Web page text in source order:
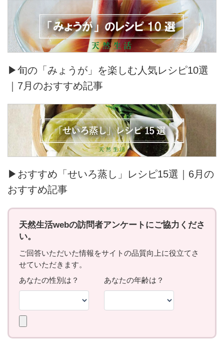
▶旬の「みょうが」を楽しむ人気レシピ10選
｜7月のおすすめ記事
▶おすすめ「せいろ蒸し」レシピ15選｜6月の
おすすめ記事